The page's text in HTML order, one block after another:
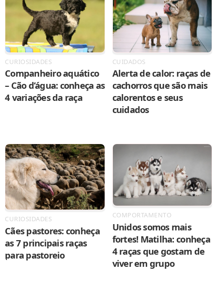
CURIOSIDADES
Companheiro aquático
– Cão d’água: conheça as
4 variações da raça
CUIDADOS
Alerta de calor: raças de
cachorros que são mais
calorentos e seus
cuidados
CURIOSIDADES
Cães pastores: conheça
as 7 principais raças
para pastoreio
COMPORTAMENTO
Unidos somos mais
fortes! Matilha: conheça
4 raças que gostam de
viver em grupo